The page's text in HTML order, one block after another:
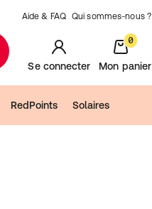
Aide & FAQ Qui sommes-nous ?
Se connecter
0
Mon panier
RedPoints Solaires